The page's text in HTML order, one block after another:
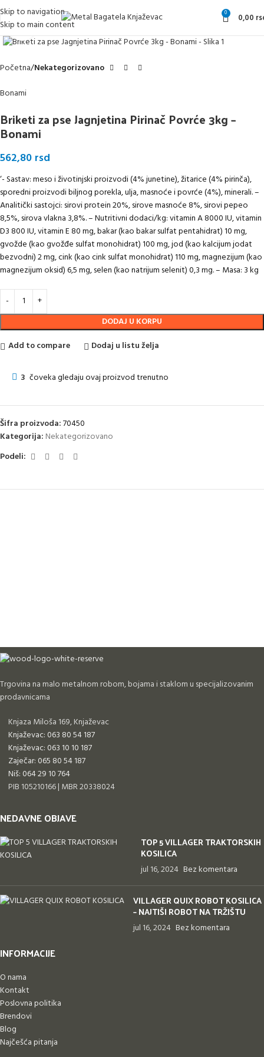
Skip to navigation
Skip to main content
0 0,00
Klikni da uvećaš
Početna Nekategorizovano
Bonami
Briketi za pse Jagnjetina Pirinač Povrće 3kg –
Bonami
562,80 rsd
‘- Sastav: meso i životinjski proizvodi (4% junetine), žitarice (4% pirinča),
sporedni proizvodi biljnog porekla, ulja, masnoće i povrće (4%), minerali. –
Analitički sastojci: sirovi protein 20%, sirove masnoće 8%, sirovi pepeo
8,5%, sirova vlakna 3,8%. – Nutritivni dodaci/kg: vitamin A 8000 IU, vitamin
D3 800 IU, vitamin E 80 mg, bakar (kao bakar sulfat pentahidrat) 10 mg,
gvožde (kao gvožđe sulfat monohidrat) 100 mg, jod (kao kalcijum jodat
bezvodni) 2 mg, cink (kao cink sulfat monohidrat) 110 mg, magnezijum (kao
magnezijum oksid) 6,5 mg, selen (kao natrijum selenit) 0,3 mg. – Masa: 3 kg
DODAJ U KORPU
Add to compare
Dodaj u listu želja
3 čoveka gledaju ovaj proizvod trenutno
Šifra proizvoda:70450
Kategorija: Nekategorizovano
Podeli:
Trgovina na malo metalnom robom, bojama i staklom u specijalizovanim
prodavnicama
Knjaza Miloša 169, Knjaževac
Knjaževac: 063 80 54 187
Knjaževac: 063 10 10 187
Zaječar: 065 80 54 187
Niš: 064 29 10 764
PIB 105210166 | MBR 20338024
NEDAVNE OBJAVE
TOP 5 VILLAGER TRAKTORSKIH
KOSILICA
jul 16, 2024 Bez komentara
VILLAGER QUIX ROBOT KOSILICA
– NAJTIŠI ROBOT NA TRŽIŠTU
jul 16, 2024 Bez komentara
INFORMACIJE
O nama
Kontakt
Poslovna politika
Brendovi
Blog
Najčešća pitanja